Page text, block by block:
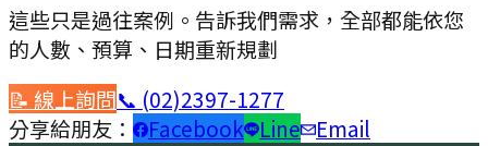
這些只是過往案例。告訴我們需求，全部都能依您
的人數、預算、日期重新規劃
📝 線上詢問📞 (02)2397-1277
分享給朋友：
Facebook Line Email